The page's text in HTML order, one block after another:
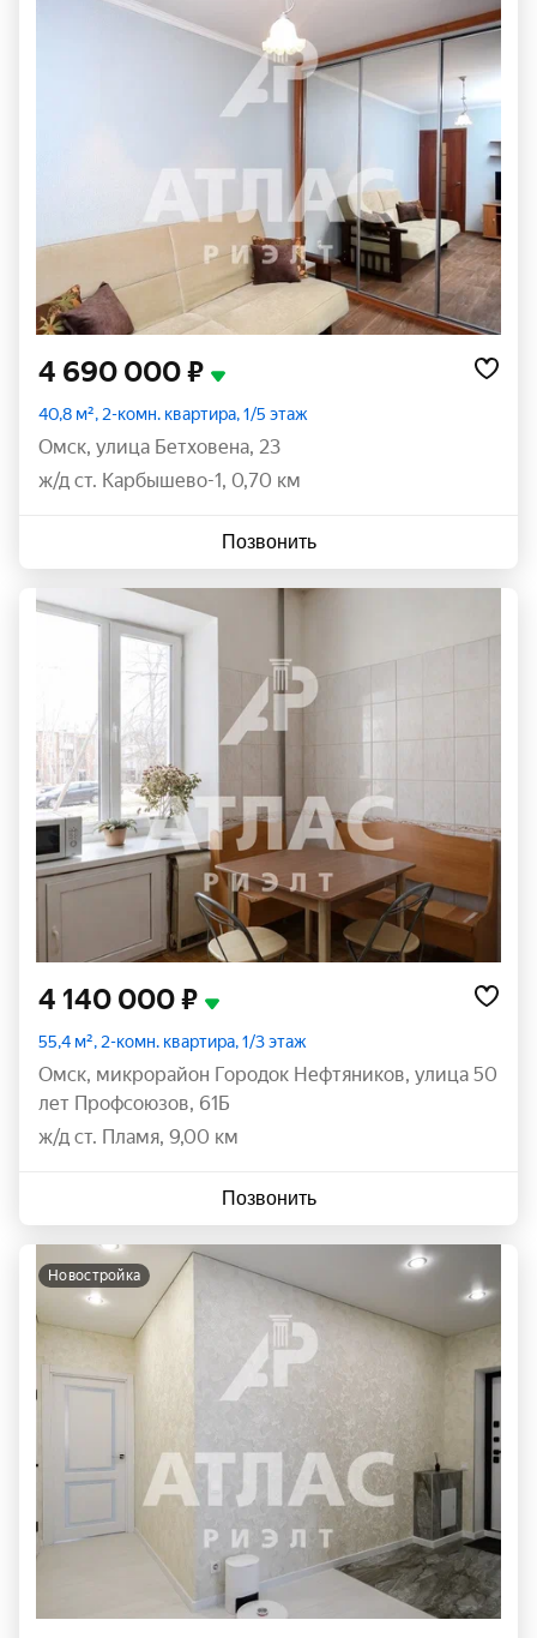
4 690 000 ₽
40,8 м², 2-комн. квартира, 1/5 этаж
Омск, улица Бетховена, 23
ж/д ст. Карбышево-1, 0,70 км
Позвонить
4 140 000 ₽
55,4 м², 2-комн. квартира, 1/3 этаж
Омск, микрорайон Городок Нефтяников, улица 50
лет Профсоюзов, 61Б
ж/д ст. Пламя, 9,00 км
Позвонить
новостройка